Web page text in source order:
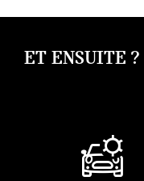
ET ENSUITE ?